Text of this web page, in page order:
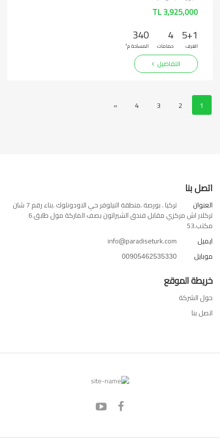
3,925,000 TL
5+1
الغرف
4
حمامات
340
المساحة م²
التفاصيل
1
2
3
4
»
اتصل بنا
العنوان
تركيا . بورصة .منطقة النيلوفر حي الاودونلوك .بناء رقم 7 شان
تركلار اش مركزي مقابل فندق الشيراتون بصف الماركة مول طابق.6
مكتب.53
ايميل
info@paradiseturk.com
موبايل
00905462535330
خريطة الموقع
حول الشركة
اتصل بنا